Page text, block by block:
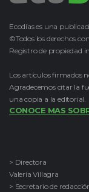
Ecodías es una
©Todos los derechos
Registro de propiedad
Los artículos firmados
Agradecemos citar la
una copia a la editorial.
CONOCE MAS
> Directora
Valeria Villagra
> Secretario de